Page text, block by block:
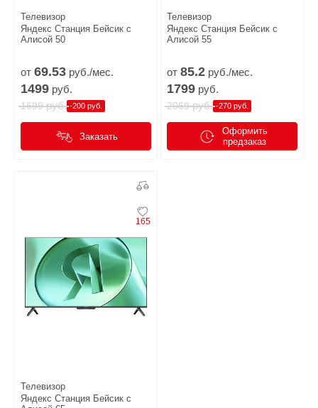
Телевизор
Яндекс Станция Бейсик с
Алисой 50
от 69.53 руб./мес.
1499 руб.
1699руб. -200 руб.
Заказать
Телевизор
Яндекс Станция Бейсик с
Алисой 55
от 85.2 руб./мес.
1799 руб.
2069руб. -270 руб.
Оформить
предзаказ
165
Телевизор
Яндекс Станция Бейсик с